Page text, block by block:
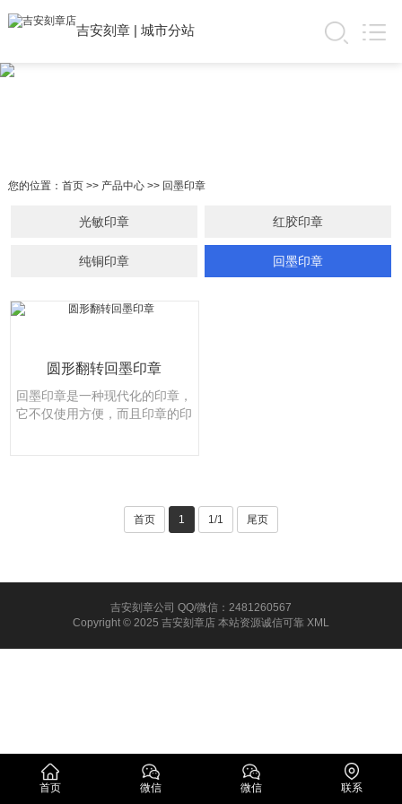
吉安刻章| 城市分站
您的位置： 首页>> 产品中心>> 回墨印章
光敏印章 红胶印章
纯铜印章 回墨印章
圆形翻转回墨印章
回墨印章是一种现代化的印章，
它不仅使用方便，而且印章的印
首页 1 1/1 尾页
吉安刻章公司 QQ/微信：2481260567
Copyright © 2025 吉安刻章店 本站资源诚信可靠 XML
首页 微信 微信 联系